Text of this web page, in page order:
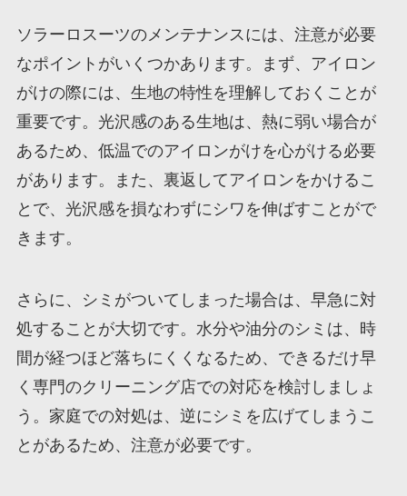
ソラーロスーツのメンテナンスには、注意が必要
なポイントがいくつかあります。まず、アイロン
がけの際には、生地の特性を理解しておくことが
重要です。光沢感のある生地は、熱に弱い場合が
あるため、低温でのアイロンがけを心がける必要
があります。また、裏返してアイロンをかけるこ
とで、光沢感を損なわずにシワを伸ばすことがで
きます。
さらに、シミがついてしまった場合は、早急に対
処することが大切です。水分や油分のシミは、時
間が経つほど落ちにくくなるため、できるだけ早
く専門のクリーニング店での対応を検討しましょ
う。家庭での対処は、逆にシミを広げてしまうこ
とがあるため、注意が必要です。